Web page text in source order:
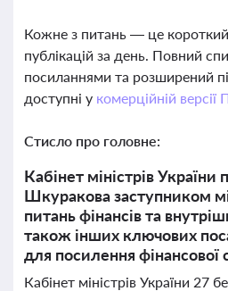
Кожне з питань — це короткий
публікацій за день. Повний
посиланнями та розширений
доступні у комерційній
Стисло про головне:
Кабінет міністрів
Шкуракова заступником
питань фінансів та
також інших ключових
для посилення
Кабінет міністрів України 27